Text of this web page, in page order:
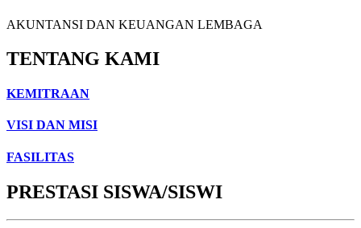
AKUNTANSI DAN KEUANGAN LEMBAGA
TENTANG KAMI
KEMITRAAN
VISI DAN MISI
FASILITAS
PRESTASI SISWA/SISWI